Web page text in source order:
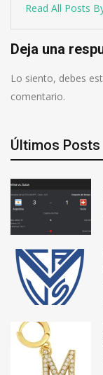
Read All Posts
Deja una
Lo siento, debes
comentario.
Últimos Posts